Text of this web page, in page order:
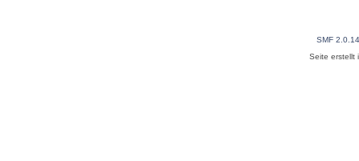
SMF 2.0.14
Seite erstellt